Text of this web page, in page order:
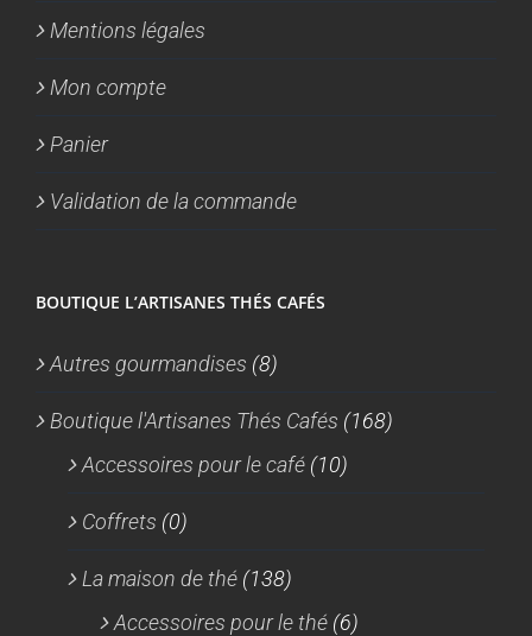
Mentions légales
Mon compte
Panier
Validation de la commande
BOUTIQUE L’ARTISANES THÉS CAFÉS
Autres gourmandises (8)
Boutique l'Artisanes Thés Cafés (168)
Accessoires pour le café (10)
Coffrets (0)
La maison de thé (138)
Accessoires pour le thé (6)